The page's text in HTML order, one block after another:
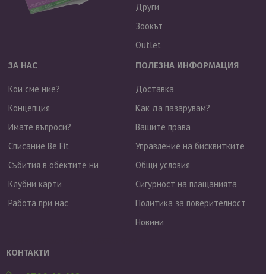
Други
Зоокът
Outlet
ЗА НАС
Кои сме ние?
Концепция
Имате въпроси?
Списание Be Fit
Събития в обектите ни
Клубни карти
Работа при нас
ПОЛЕЗНА ИНФОРМАЦИЯ
Доставка
Как да пазарувам?
Вашите права
Управление на бисквитките
Общи условия
Сигурност на плащанията
Политика за поверителност
Новини
КОНТАКТИ